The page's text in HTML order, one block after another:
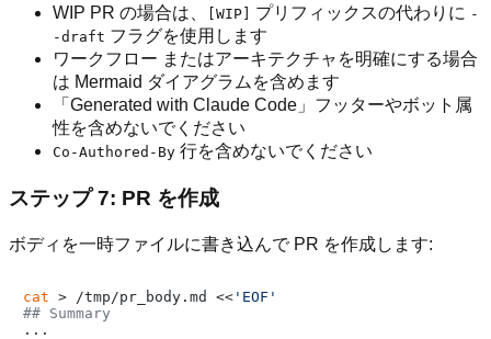
WIP PR の場合は、 [WIP] プリフィックスの代わりに -
-draft フラグを使用します
ワークフロー またはアーキテクチャを明確にする場合
は Mermaid ダイアグラムを含めます
「Generated with Claude Code」フッターやボット属
性を含めないでください
Co-Authored-By 行を含めないでください
ステップ 7: PR を作成
ボディを一時ファイルに書き込んで PR を作成します:
cat > /tmp/pr_body.md << 'EOF'
## Summary
...